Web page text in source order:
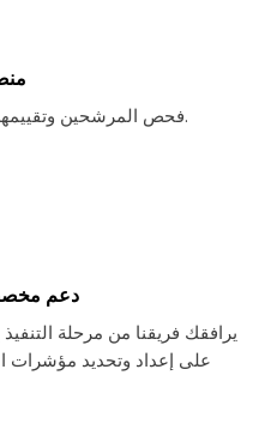
فحص المرشحين وتقييمهم وترتيبهم باستخدام برنامج واحد.
دعم
يرافقك فريقنا من مرحلة
على إعداد وتحديد مؤشرات